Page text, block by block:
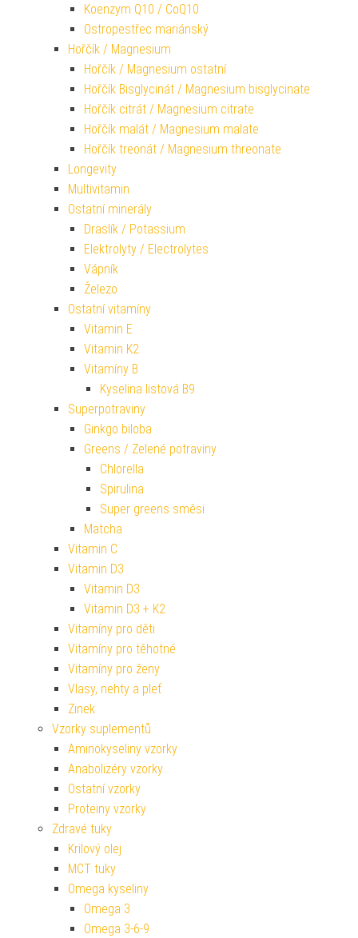
Koenzym Q10 / CoQ10
Ostropestřec mariánský
Hořčík / Magnesium
Hořčík / Magnesium ostatní
Hořčík Bisglycinát / Magnesium bisglycinate
Hořčík citrát / Magnesium citrate
Hořčík malát / Magnesium malate
Hořčík treonát / Magnesium threonate
Longevity
Multivitamin
Ostatní minerály
Draslík / Potassium
Elektrolyty / Electrolytes
Vápník
Železo
Ostatní vitamíny
Vitamin E
Vitamin K2
Vitamíny B
Kyselina listová B9
Superpotraviny
Ginkgo biloba
Greens / Zelené potraviny
Chlorella
Spirulina
Super greens směsi
Matcha
Vitamin C
Vitamin D3
Vitamin D3
Vitamin D3 + K2
Vitamíny pro děti
Vitamíny pro těhotné
Vitamíny pro ženy
Vlasy, nehty a pleť
Zinek
Vzorky suplementů
Aminokyseliny vzorky
Anabolizéry vzorky
Ostatní vzorky
Proteiny vzorky
Zdravé tuky
Krilový olej
MCT tuky
Omega kyseliny
Omega 3
Omega 3-6-9